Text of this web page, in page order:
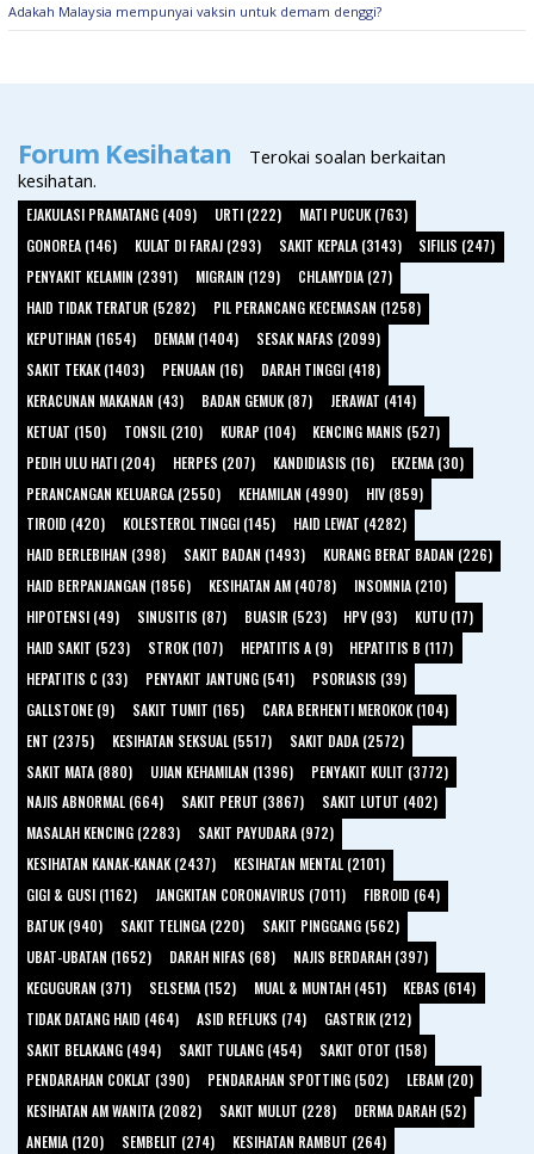
Adakah Malaysia mempunyai vaksin untuk demam denggi?
Forum Kesihatan
Terokai soalan berkaitan
kesihatan.
EJAKULASI PRAMATANG (409) URTI (222)
MATI PUCUK (763)
GONOREA (146)
KULAT DI FARAJ (293) SAKIT KEPALA (3143)
SIFILIS (247)
PENYAKIT KELAMIN (2391)
MIGRAIN (129)
CHLAMYDIA (27)
HAID TIDAK TERATUR (5282)
PIL PERANCANG KECEMASAN (1258)
KEPUTIHAN (1654)
DEMAM (1404)
SESAK NAFAS (2099)
SAKIT TEKAK (1403)
PENUAAN (16)
DARAH TINGGI (418)
KERACUNAN MAKANAN (43)
BADAN GEMUK (87)
JERAWAT (414)
KETUAT (150)
TONSIL (210) KURAP (104)
KENCING MANIS (527)
PEDIH ULU HATI (204)
HERPES (207) KANDIDIASIS (16)
EKZEMA (30)
PERANCANGAN KELUARGA (2550)
KEHAMILAN (4990)
HIV (859)
TIROID (420)
KOLESTEROL TINGGI (145)
HAID LEWAT (4282)
HAID BERLEBIHAN (398)
SAKIT BADAN (1493)
KURANG BERAT BADAN (226)
HAID BERPANJANGAN (1856)
KESIHATAN AM (4078)
INSOMNIA (210)
HIPOTENSI (49)
SINUSITIS (87) BUASIR (523) HPV (93)
KUTU (17)
HAID SAKIT (523)
STROK (107) HEPATITIS A (9)
HEPATITIS B (117)
HEPATITIS C (33)
PENYAKIT JANTUNG (541)
PSORIASIS (39)
GALLSTONE (9)
SAKIT TUMIT (165)
CARA BERHENTI MEROKOK (104)
ENT (2375)
KESIHATAN SEKSUAL (5517)
SAKIT DADA (2572)
SAKIT MATA (880)
UJIAN KEHAMILAN (1396)
PENYAKIT KULIT (3772)
NAJIS ABNORMAL (664)
SAKIT PERUT (3867)
SAKIT LUTUT (402)
MASALAH KENCING (2283)
SAKIT PAYUDARA (972)
KESIHATAN KANAK-KANAK (2437)
KESIHATAN MENTAL (2101)
GIGI & GUSI (1162)
JANGKITAN CORONAVIRUS (7011)
FIBROID (64)
BATUK (940)
SAKIT TELINGA (220)
SAKIT PINGGANG (562)
UBAT-UBATAN (1652)
DARAH NIFAS (68)
NAJIS BERDARAH (397)
KEGUGURAN (371)
SELSEMA (152) MUAL & MUNTAH (451)
KEBAS (614)
TIDAK DATANG HAID (464)
ASID REFLUKS (74)
GASTRIK (212)
SAKIT BELAKANG (494)
SAKIT TULANG (454)
SAKIT OTOT (158)
PENDARAHAN COKLAT (390)
PENDARAHAN SPOTTING (502)
LEBAM (20)
KESIHATAN AM WANITA (2082)
SAKIT MULUT (228)
DERMA DARAH (52)
ANEMIA (120)
SEMBELIT (274)
KESIHATAN RAMBUT (264)